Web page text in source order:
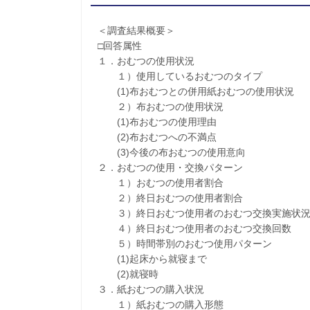
＜調査結果概要＞
□回答属性
１．おむつの使用状況
１）使用しているおむつのタイプ
(1)布おむつとの併用紙おむつの使用状況
２）布おむつの使用状況
(1)布おむつの使用理由
(2)布おむつへの不満点
(3)今後の布おむつの使用意向
２．おむつの使用・交換パターン
１）おむつの使用者割合
２）終日おむつの使用者割合
３）終日おむつ使用者のおむつ交換実施状況
４）終日おむつ使用者のおむつ交換回数
５）時間帯別のおむつ使用パターン
(1)起床から就寝まで
(2)就寝時
３．紙おむつの購入状況
１）紙おむつの購入形態